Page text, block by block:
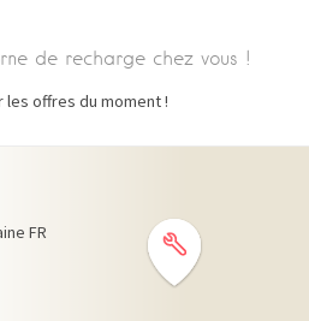
de recharge chez vous !
offres du moment !
FR